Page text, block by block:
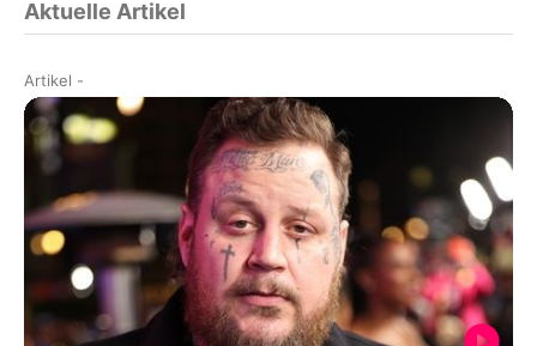
Aktuelle Artikel
Artikel -